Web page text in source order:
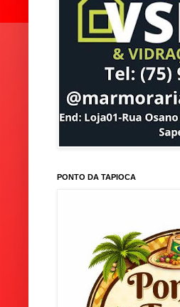
PONTO DA TAPIOCA